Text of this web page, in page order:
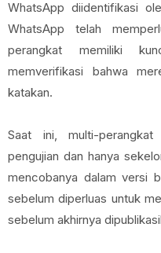
WhatsApp diidentifikasi
WhatsApp telah
perangkat memiliki
memverifikasi bahwa
katakan.
Saat ini, multi-
pengujian dan hanya
mencobanya dalam versi
sebelum diperluas untuk
sebelum akhirnya